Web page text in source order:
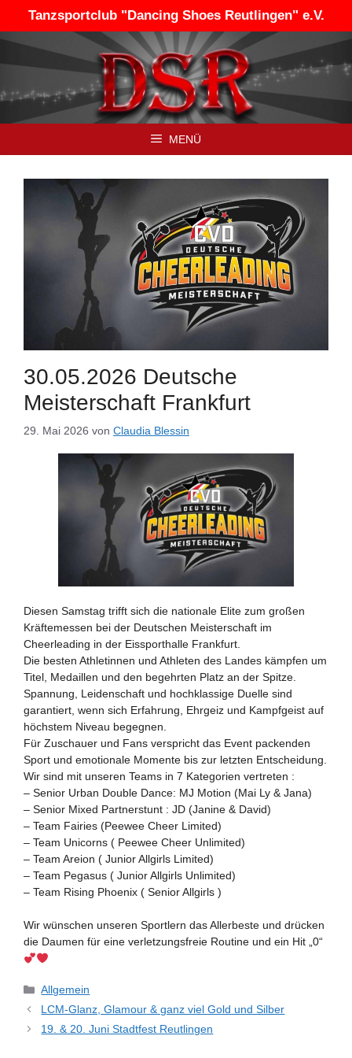
springen
Tanzsportclub "Dancing Shoes Reutlingen" e.V.
MENÜ
30.05.2026 Deutsche
Meisterschaft Frankfurt
29. Mai 2026 von Claudia Blessin
Diesen Samstag trifft sich die nationale Elite zum großen
Kräftemessen bei der Deutschen Meisterschaft im
Cheerleading in der Eissporthalle Frankfurt.
Die besten Athletinnen und Athleten des Landes kämpfen um
Titel, Medaillen und den begehrten Platz an der Spitze.
Spannung, Leidenschaft und hochklassige Duelle sind
garantiert, wenn sich Erfahrung, Ehrgeiz und Kampfgeist auf
höchstem Niveau begegnen.
Für Zuschauer und Fans verspricht das Event packenden
Sport und emotionale Momente bis zur letzten Entscheidung.
Wir sind mit unseren Teams in 7 Kategorien vertreten :
– Senior Urban Double Dance: MJ Motion (Mai Ly & Jana)
– Senior Mixed Partnerstunt : JD (Janine & David)
– Team Fairies (Peewee Cheer Limited)
– Team Unicorns ( Peewee Cheer Unlimited)
– Team Areion ( Junior Allgirls Limited)
– Team Pegasus ( Junior Allgirls Unlimited)
– Team Rising Phoenix ( Senior Allgirls )
Wir wünschen unseren Sportlern das Allerbeste und drücken
die Daumen für eine verletzungsfreie Routine und ein Hit „0“
Kategorien
Allgemein
LCM-Glanz, Glamour & ganz viel Gold und Silber
19. & 20. Juni Stadtfest Reutlingen